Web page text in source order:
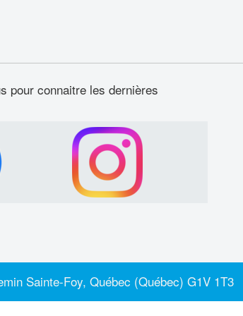
pour connaitre les dernières
Sainte-Foy, Québec (Québec) G1V 1T3